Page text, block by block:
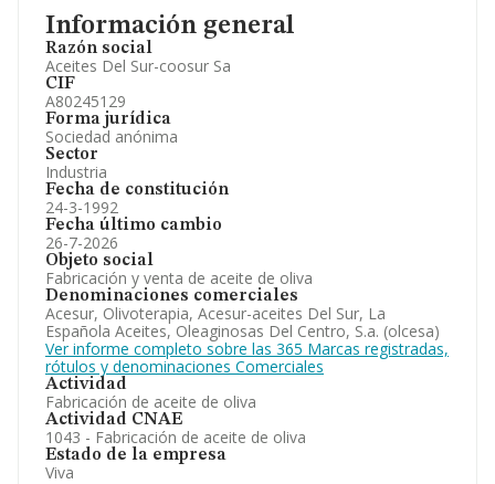
Información general
Razón social
Aceites Del Sur-coosur Sa
CIF
A80245129
Forma jurídica
Sociedad anónima
Sector
Industria
Fecha de constitución
24-3-1992
Fecha último cambio
26-7-2026
Objeto social
Fabricación y venta de aceite de oliva
Denominaciones comerciales
Acesur, Olivoterapia, Acesur-aceites Del Sur, La
Española Aceites, Oleaginosas Del Centro, S.a. (olcesa)
Ver informe completo sobre las 365 Marcas registradas,
rótulos y denominaciones Comerciales
Actividad
Fabricación de aceite de oliva
Actividad CNAE
1043 - Fabricación de aceite de oliva
Estado de la empresa
Viva